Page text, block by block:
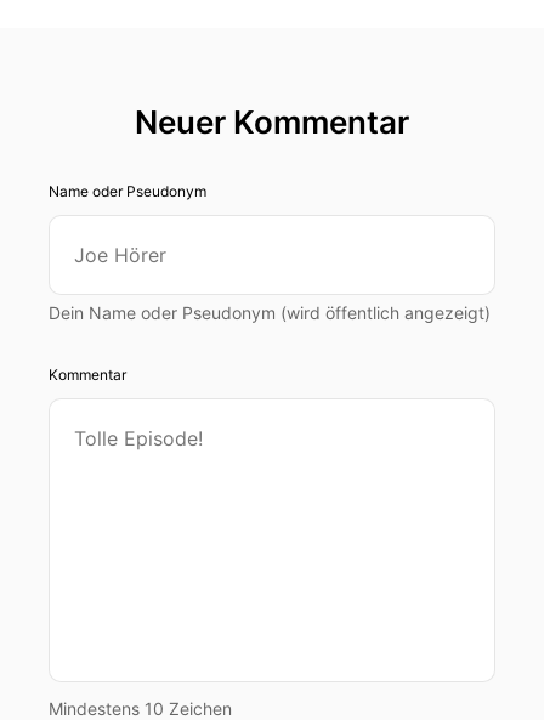
Neuer Kommentar
Name oder Pseudonym
Dein Name oder Pseudonym (wird öffentlich angezeigt)
Kommentar
Mindestens 10 Zeichen